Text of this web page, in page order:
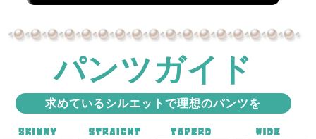
パンツガイド
求めているシルエットで理想のパンツを